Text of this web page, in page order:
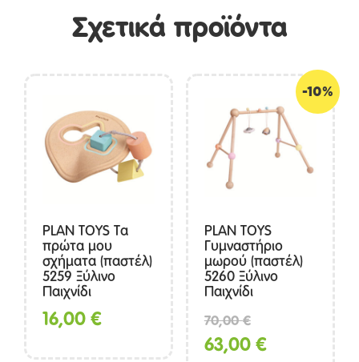
Σχετικά προϊόντα
PLAN TOYS Τα
πρώτα μου
σχήματα (παστέλ)
5259 Ξύλινο
Παιχνίδι
16,00€
-10%
PLAN TOYS
Γυμναστήριο
μωρού (παστέλ)
5260 Ξύλινο
Παιχνίδι
70,00€
price
63,00€